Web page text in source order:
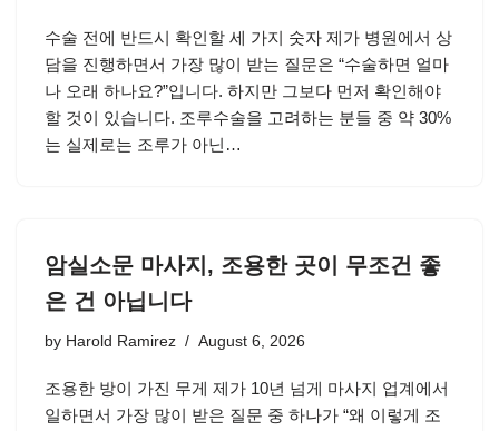
수술 전에 반드시 확인할 세 가지 숫자 제가 병원에서 상
담을 진행하면서 가장 많이 받는 질문은 “수술하면 얼마
나 오래 하나요?”입니다. 하지만 그보다 먼저 확인해야
할 것이 있습니다. 조루수술을 고려하는 분들 중 약 30%
는 실제로는 조루가 아닌…
암실소문 마사지, 조용한 곳이 무조건 좋
은 건 아닙니다
by Harold Ramirez August 6, 2026
조용한 방이 가진 무게 제가 10년 넘게 마사지 업계에서
일하면서 가장 많이 받은 질문 중 하나가 “왜 이렇게 조